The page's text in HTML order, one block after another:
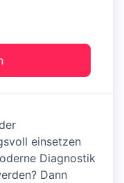
einsetzen
Diagnostik
Dann